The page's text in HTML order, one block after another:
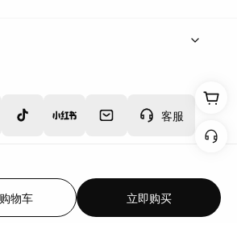
立即购买
物车
客服
证：川B2-20160192
违法和不良信息举报中心